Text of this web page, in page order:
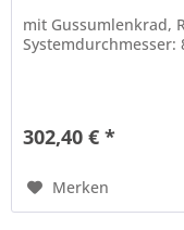
mit Gussumlenkrad,
Systemdurchmesser:
302,40 € *
Merken